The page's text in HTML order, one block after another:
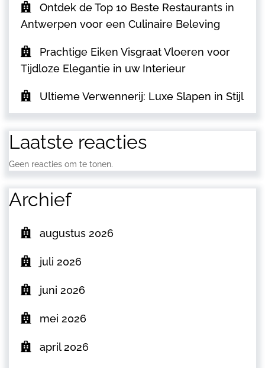
Ontdek de Top 10 Beste Restaurants in
Antwerpen voor een Culinaire Beleving
Prachtige Eiken Visgraat Vloeren voor
Tijdloze Elegantie in uw Interieur
Ultieme Verwennerij: Luxe Slapen in Stijl
Laatste reacties
Geen reacties om te tonen.
Archief
augustus 2026
juli 2026
juni 2026
mei 2026
april 2026